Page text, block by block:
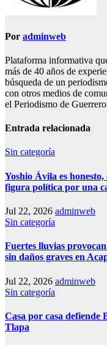
Por adminweb
Plataforma informativa
más de 40 años de
búsqueda de un
con otros medios de
el Periodismo de
Entrada relacionada
Sin categoría
Yoshio Ávila es
figura política por una
Jul 22, 2026 adminweb
Sin categoría
Fuertes lluvias
sin daños graves en
Jul 22, 2026 adminweb
Sin categoría
Casa por casa defiende
Tlapa